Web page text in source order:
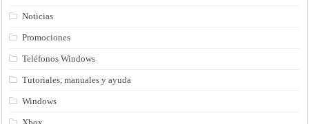
Noticias
Promociones
Teléfonos Windows
Tutoriales, manuales y ayuda
Windows
Xbox